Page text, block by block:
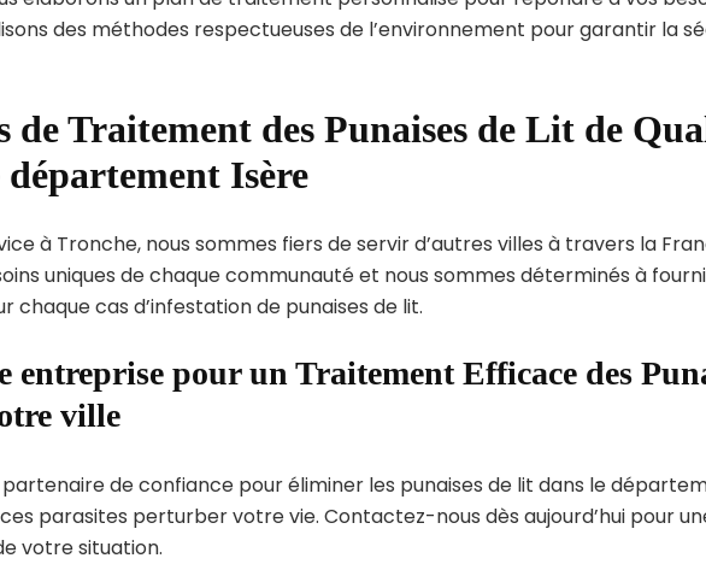
des méthodes respectueuses de l’environnement pour garantir la
de Traitement des Punaises de Lit de
Isère
à Tronche, nous sommes fiers de servir d’autres villes à travers la
uniques de chaque communauté et nous sommes déterminés à
chaque cas d’infestation de punaises de lit.
entreprise pour un Traitement Efficace des
ville
de confiance pour éliminer les punaises de lit dans le
ces parasites perturber votre vie. Contactez-nous dès aujourd’hui pour
votre situation.